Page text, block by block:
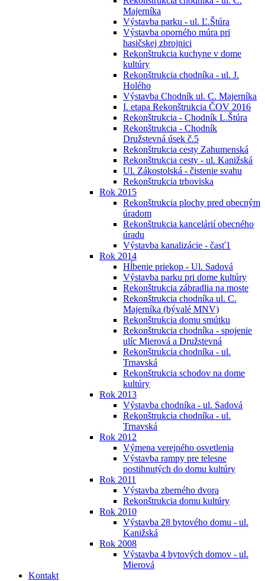
Majerníka
Výstavba parku - ul. Ľ.Štúra
Výstavba oporného múra pri
hasičskej zbrojnici
Rekonštrukcia kuchyne v dome
kultúry
Rekonštrukcia chodníka - ul. J.
Holého
Výstavba Chodník ul. C. Majerníka
I. etapa Rekonštrukcia ČOV 2016
Rekonštrukcia - Chodník L.Štúra
Rekonštrukcia - Chodník
Družstevná úsek č.5
Rekonštrukcia cesty Zahumenská
Rekonštrukcia cesty - ul. Kanižská
Ul. Zákostolská - čistenie svahu
Rekonštrukcia trhoviska
Rok 2015
Rekonštrukcia plochy pred obecným
úradom
Rekonštrukcia kancelárií obecného
úradu
Výstavba kanalizácie - časť1
Rok 2014
Hĺbenie priekop - Ul. Sadová
Výstavba parku pri dome kultúry
Rekonštrukcia zábradlia na moste
Rekonštrukcia chodníka ul. C.
Majerníka (bývalé MNV)
Rekonštrukcia domu smútku
Rekonštrukcia chodníka - spojenie
ulíc Mierová a Družstevná
Rekonštrukcia chodníka - ul.
Trnavská
Rekonštrukcia schodov na dome
kultúry
Rok 2013
Výstavba chodníka - ul. Sadová
Rekonštrukcia chodníka - ul.
Trnavská
Rok 2012
Výmena verejného osvetlenia
Výstavba rampy pre telesne
postihnutých do domu kultúry
Rok 2011
Výstavba zberného dvora
Rekonštrukcia domu kultúry
Rok 2010
Výstavba 28 bytového domu - ul.
Kanižská
Rok 2008
Výstavba 4 bytových domov - ul.
Mierová
Kontakt